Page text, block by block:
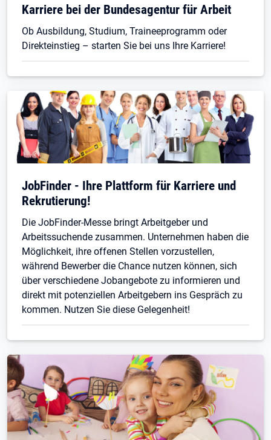
Öffnet in neuem Tab
Karriere bei der Bundesagentur für Arbeit
Ob Ausbildung, Studium, Traineeprogramm oder
Direkteinstieg – starten Sie bei uns Ihre Karriere!
Öffnet in neuem Tab
JobFinder - Ihre Plattform für Karriere und
Rekrutierung!
Die JobFinder-Messe bringt Arbeitgeber und
Arbeitssuchende zusammen. Unternehmen haben die
Möglichkeit, ihre offenen Stellen vorzustellen,
während Bewerber die Chance nutzen können, sich
über verschiedene Jobangebote zu informieren und
direkt mit potenziellen Arbeitgebern ins Gespräch zu
kommen. Nutzen Sie diese Gelegenheit!